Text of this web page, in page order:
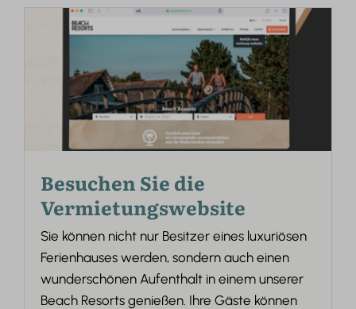
Besuchen Sie die
Vermietungswebsite
Sie können nicht nur Besitzer eines luxuriösen
Ferienhauses werden, sondern auch einen
wunderschönen Aufenthalt in einem unserer
Beach Resorts genießen. Ihre Gäste können